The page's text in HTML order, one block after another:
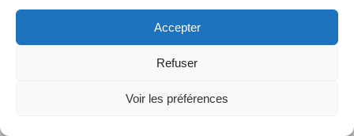
Accepter
Refuser
Voir les préférences